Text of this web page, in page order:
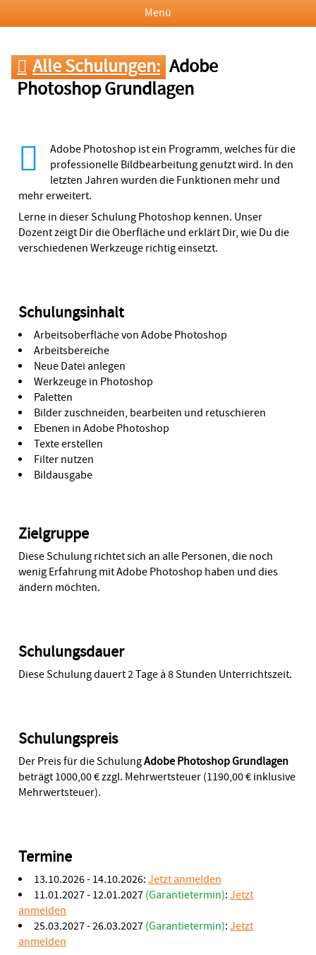
Menü
Alle Schulungen: Adobe
Photoshop Grundlagen
Adobe Photoshop ist ein Programm, welches für die
professionelle Bildbearbeitung genutzt wird. In den
letzten Jahren wurden die Funktionen mehr und
mehr erweitert.
Lerne in dieser Schulung Photoshop kennen. Unser
Dozent zeigt Dir die Oberfläche und erklärt Dir, wie Du die
verschiedenen Werkzeuge richtig einsetzt.
Schulungsinhalt
Arbeitsoberfläche von Adobe Photoshop
Arbeitsbereiche
Neue Datei anlegen
Werkzeuge in Photoshop
Paletten
Bilder zuschneiden, bearbeiten und retuschieren
Ebenen in Adobe Photoshop
Texte erstellen
Filter nutzen
Bildausgabe
Zielgruppe
Diese Schulung richtet sich an alle Personen, die noch
wenig Erfahrung mit Adobe Photoshop haben und dies
ändern möchten.
Schulungsdauer
Diese Schulung dauert 2 Tage à 8 Stunden Unterrichtszeit.
Schulungspreis
Der Preis für die SchulungAdobe Photoshop Grundlagen
beträgt 1000,00 € zzgl. Mehrwertsteuer (1190,00 € inklusive
Mehrwertsteuer).
Termine
13.10.2026 - 14.10.2026:Jetzt anmelden
11.01.2027 - 12.01.2027(Garantietermin):Jetzt
anmelden
25.03.2027 - 26.03.2027(Garantietermin):Jetzt
anmelden